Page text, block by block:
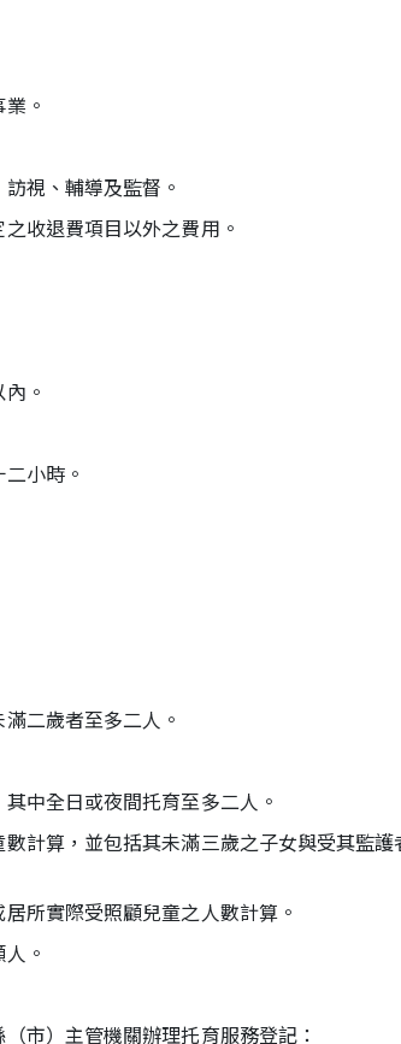
。
視、輔導及監督。
收退費項目以外之費用。
。
小時。
二歲者至多二人。
中全日或夜間托育至多二人。
計算，並包括其未滿三歲之子女與受其監
所實際受照顧兒童之人數計算。
。
市）主管機關辦理托育服務登記：